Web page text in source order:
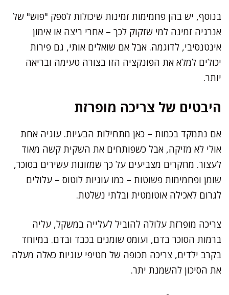
בנוסף, יש בהן פחמימות זמינות שיכולות לספק "פוש" של
אנרגיה זמינה למי שזקוק לכך – אחרי ריצה או אימון
אינטנסיבי, לדוגמה. אבל אם שואלים אותי, גם פירות
יכולים למלא את הפונקציה הזו בצורה טעימה ובריאה
יותר.
היבטים של צריכה מופרזת
אם נתמקד בכמות – כאן מתחילות הבעיות. עוגיה אחת
אולי לא מזיקה, אבל כשפותחים את השקית קשה מאוד
לעצור. מחקרים מצביעים על כך שמזונות עשירים בסוכר,
שומן ופחמימות פשוטות – כמו עוגיות לוטוס – עלולים
לגרום לאכילה אוטומטית ובלתי נשלטת.
צריכה מופרזת עלולה להוביל לעלייה במשקל, עליה
ברמות הסוכר בדם, ועומס שומנים בכבד ובדם. במיוחד
בקרב ילדים, צריכה תכופה של חטיפי עוגיות כאלה מעלה
את הסיכון להשמנת יתר.